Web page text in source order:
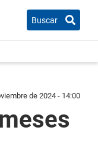
Buscar
de 2024 - 14:00